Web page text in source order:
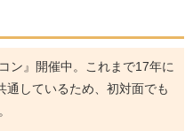
ン』開催中。これまで17年に
しているため、初対面でも